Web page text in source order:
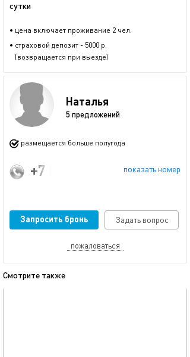
сутки
• цена включает проживание 2 чел.
• страховой депозит - 5000 р.
(возвращается при выезде)
Наталья
5 предложений
размещается больше полугода
показать номер
+7 (916) 860-55-17
Запросить бронь Задать вопрос
пожаловаться
Смотрите также